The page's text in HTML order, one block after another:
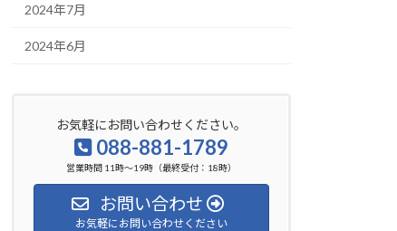
2024年7月
2024年6月
お気軽にお問い合わせください。
088-881-1789
営業時間 11時～19時（最終受付：18時）
お問い合わせ
お気軽にお問い合わせください